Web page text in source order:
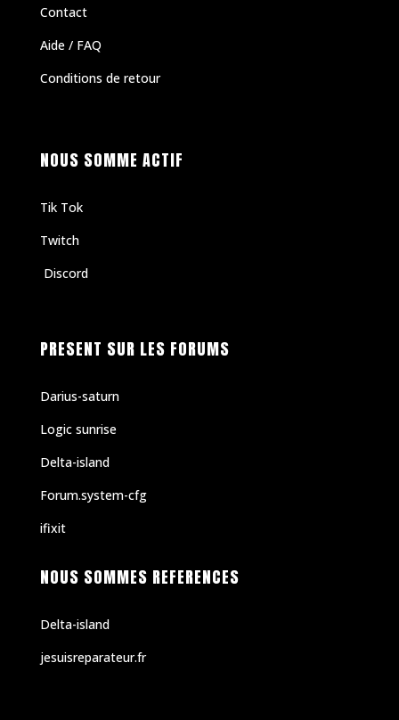
Contact
Aide / FAQ
Conditions de retour
NOUS SOMME ACTIF
Tik Tok
Twitch
Discord
PRESENT SUR LES FORUMS
Darius-saturn
Logic sunrise
Delta-island
Forum.system-cfg
ifixit
NOUS SOMMES REFERENCES
Delta-island
jesuisreparateur.fr